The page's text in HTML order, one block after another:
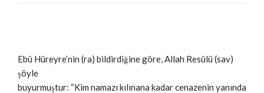
Ebû Hüreyre’nin (ra) bildirdiğine göre, Allah Resûlü (sav)
şöyle
buyurmuştur: “Kim namazı kılınana kadar cenazenin yanında